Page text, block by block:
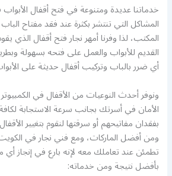
خدماتنا عديدة ومتنوعة في فتح أقفال
المشاكل التي تنتشر بكثرة عند فقد مفتاح
المكتب، لذا وفرنا أمهر نجار فتح أقفال الذي
القديم للأبواب والعمل على فتحه بسهولة
أي ضرر بالباب وتركيب أقفال حديثة على
ونوفر أحدث النوعيات من الأقفال في
الأمان في أسرتك بجانب سرعة الاستجابة
بفقدان مفاتيحهم أو سرقتها لنقوم بتغيير
ومن أفضل الماركات، ومع فني نجار في
تطمئن عند تعاملك معه لإنه بارع في إنجاز أي
بأفضل نتيجة ومن خدماته: